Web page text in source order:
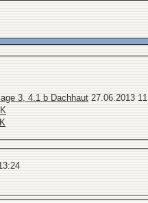
3, 4.1 b Dachhaut 27.06.2013